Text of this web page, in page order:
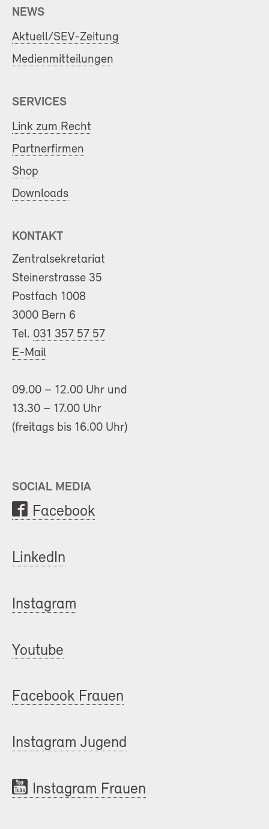
NEWS
Aktuell/SEV-Zeitung
Medienmitteilungen
SERVICES
Link zum Recht
Partnerfirmen
Shop
Downloads
KONTAKT
Zentralsekretariat
Steinerstrasse 35
Postfach 1008
3000 Bern 6
Tel. 031 357 57 57
E-Mail
09.00 – 12.00 Uhr und
13.30 – 17.00 Uhr
(freitags bis 16.00 Uhr)
SOCIAL MEDIA
Facebook
LinkedIn
Instagram
Youtube
Facebook Frauen
Instagram Jugend
Instagram Frauen